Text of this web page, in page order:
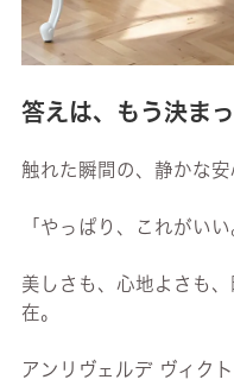
答えは、もう決ま
触れた瞬間の、静かな安
「やっぱり、これがいい
美しさも、心地よさも
在。
アンリヴェルデ ヴィク